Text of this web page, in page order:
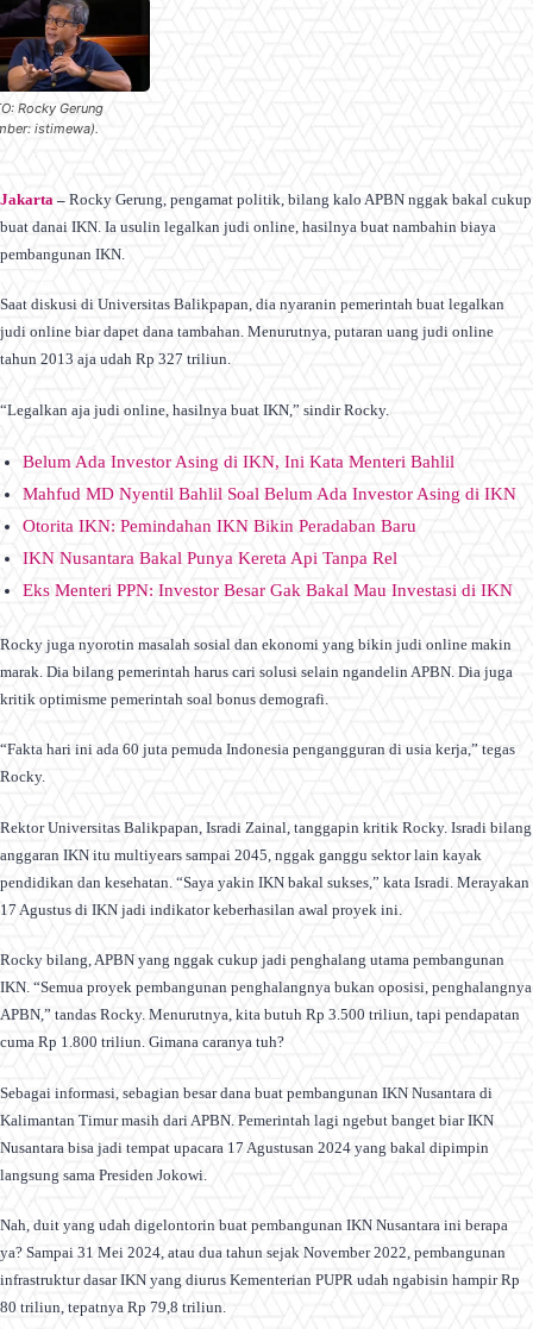
Rocky Gerung
istimewa).
Jakarta – Rocky Gerung, pengamat politik, bilang kalo APBN nggak bakal cukup
buat danai IKN. Ia usulin legalkan judi online, hasilnya buat nambahin biaya
pembangunan IKN.
Saat diskusi di Universitas Balikpapan, dia nyaranin pemerintah buat legalkan
judi online biar dapet dana tambahan. Menurutnya, putaran uang judi online
tahun 2013 aja udah Rp 327 triliun.
“Legalkan aja judi online, hasilnya buat IKN,” sindir Rocky.
Belum Ada Investor Asing di IKN, Ini Kata Menteri Bahlil
Mahfud MD Nyentil Bahlil Soal Belum Ada Investor Asing di IKN
Otorita IKN: Pemindahan IKN Bikin Peradaban Baru
IKN Nusantara Bakal Punya Kereta Api Tanpa Rel
Eks Menteri PPN: Investor Besar Gak Bakal Mau Investasi di IKN
Rocky juga nyorotin masalah sosial dan ekonomi yang bikin judi online makin
marak. Dia bilang pemerintah harus cari solusi selain ngandelin APBN. Dia juga
kritik optimisme pemerintah soal bonus demografi.
“Fakta hari ini ada 60 juta pemuda Indonesia pengangguran di usia kerja,” tegas
Rocky.
Rektor Universitas Balikpapan, Isradi Zainal, tanggapin kritik Rocky. Isradi bilang
anggaran IKN itu multiyears sampai 2045, nggak ganggu sektor lain kayak
pendidikan dan kesehatan. “Saya yakin IKN bakal sukses,” kata Isradi. Merayakan
17 Agustus di IKN jadi indikator keberhasilan awal proyek ini.
Rocky bilang, APBN yang nggak cukup jadi penghalang utama pembangunan
IKN. “Semua proyek pembangunan penghalangnya bukan oposisi, penghalangnya
APBN,” tandas Rocky. Menurutnya, kita butuh Rp 3.500 triliun, tapi pendapatan
cuma Rp 1.800 triliun. Gimana caranya tuh?
Sebagai informasi, sebagian besar dana buat pembangunan IKN Nusantara di
Kalimantan Timur masih dari APBN. Pemerintah lagi ngebut banget biar IKN
Nusantara bisa jadi tempat upacara 17 Agustusan 2024 yang bakal dipimpin
langsung sama Presiden Jokowi.
Nah, duit yang udah digelontorin buat pembangunan IKN Nusantara ini berapa
ya? Sampai 31 Mei 2024, atau dua tahun sejak November 2022, pembangunan
infrastruktur dasar IKN yang diurus Kementerian PUPR udah ngabisin hampir Rp
80 triliun, tepatnya Rp 79,8 triliun.